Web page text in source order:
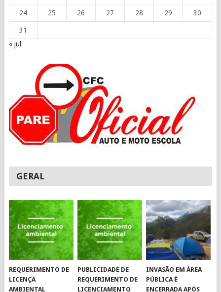
24 25 26 27 28 29 30
31
« jul
GERAL
REQUERIMENTO DE
LICENÇA
AMBIENTAL
PUBLICIDADE DE
REQUERIMENTO DE
LICENCIAMENTO
INVASÃO EM ÁREA
PÚBLICA É
ENCERRADA APÓS